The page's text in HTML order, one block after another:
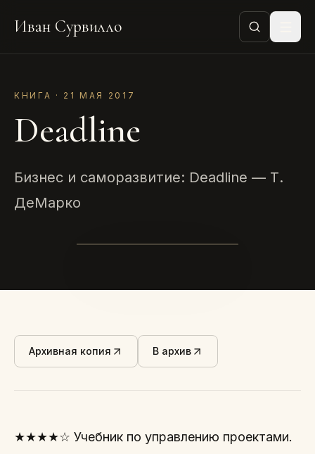
Иван Сурвилло
КНИГА · 21 МАЯ 2017
Deadline
Бизнес и саморазвитие: Deadline — Т.
ДеМарко
Архивная копия В архив
★★★★☆ Учебник по управлению проектами.